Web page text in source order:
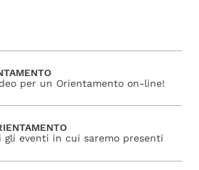
per un Orientamento on-line!
eventi in cui saremo presenti